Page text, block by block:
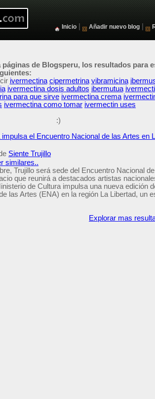
Inicio Añadir nuevo blog
páginas de Blogsperu, los resultados para
ivermectina cipermetrina vibramicina
ivermectina dosis adultos ibermutua
para que sirve ivermectina crema
ivermectina como tomar ivermectin uses
:)
el Encuentro Nacional de las Artes en
Siente Trujillo
similares..
Trujillo será sede del Encuentro Nacional
que reunirá a destacados artistas
de Cultura impulsa una nueva edición
las Artes (ENA) en la región La Libertad, un
Explorar mas